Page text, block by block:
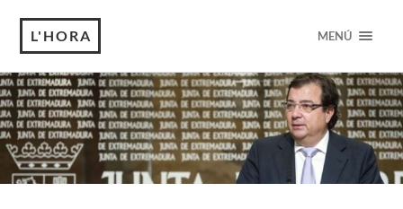
L'HORA MENÚ